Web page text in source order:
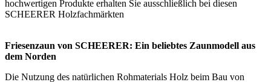
hochwertigen Produkte erhalten Sie ausschließlich bei diesen
SCHEERER Holzfachmärkten
Friesenzaun von SCHEERER: Ein beliebtes Zaunmodell aus
dem Norden
Die Nutzung des natürlichen Rohmaterials Holz beim Bau von